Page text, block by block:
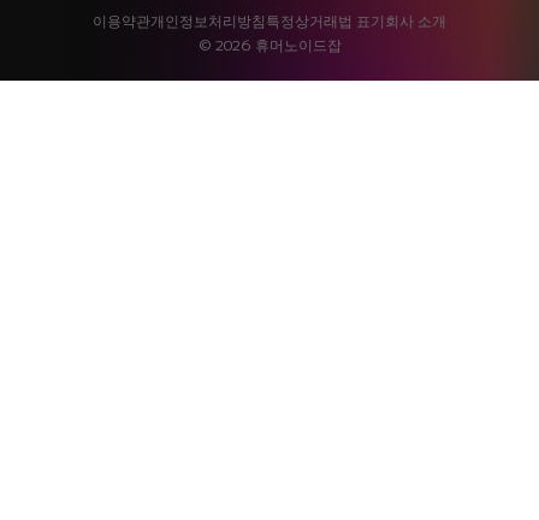
이용약관개인정보처리방침특정상거래법 표기회사 소개
© 2026 휴머노이드잡